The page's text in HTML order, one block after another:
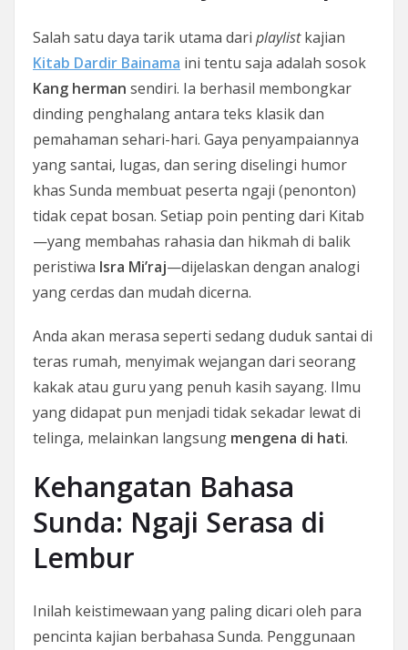
Salah satu daya tarik utama dari playlistkajian
Kitab Dardir Bainama ini tentu saja adalah sosok
Kang herman sendiri. Ia berhasil membongkar
dinding penghalang antara teks klasik dan
pemahaman sehari-hari. Gaya penyampaiannya
yang santai, lugas, dan sering diselingi humor
khas Sunda membuat peserta ngaji (penonton)
tidak cepat bosan. Setiap poin penting dari Kitab
—yang membahas rahasia dan hikmah di balik
peristiwa Isra Mi’raj—dijelaskan dengan analogi
yang cerdas dan mudah dicerna.
Anda akan merasa seperti sedang duduk santai di
teras rumah, menyimak wejangan dari seorang
kakak atau guru yang penuh kasih sayang. Ilmu
yang didapat pun menjadi tidak sekadar lewat di
telinga, melainkan langsung mengena di hati.
Kehangatan Bahasa
Sunda: Ngaji Serasa di
Lembur
Inilah keistimewaan yang paling dicari oleh para
pencinta kajian berbahasa Sunda. Penggunaan